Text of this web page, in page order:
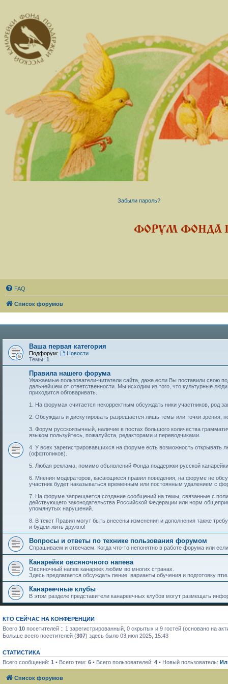
Забыли пароль?
ФОРУМ ФОНДА
FAQ
Список форумов
Ваша первая категория
Подфорум:
Новости
Темы: 1
Правила нашего форума
Уважаемые пользователи-читатели сайта, даже если Вы поставили свою
дальнейшем от ответственности. Мы исходим из того, что культурные
приходится обговаривать.
1. На форумах считается некорректным обсуждать ники участников, род
2. Обсуждать и дискутировать разрешается лишь темы или точки зрения,
3. Форум русскоязычный, наличие в постах большого количества
языком пользуйтесь, пожалуйста, редакторами и переводчиками.
4. У всех зарегистрировавшихся на форуме есть возможность
(оффтопиков).
5. Любая реклама, помимо объявлений Фонда поддержки русской
6. Мнения модераторов, касающиеся правил поведения, на форуме не
участник будет наказываться временным или постоянным удалением с
7. На форуме запрещается создание сообщений на темы, связанные с
действующего законодательства Российской Федерации или норм
упомянутых нарушений.
8. В текст Правил могут быть внесены изменения и дополнения также
и будем жить дружно!
Вопросы и ответы по технике пользования форумом
Спрашиваем и отвечаем. Когда что-то непонятно в работе форума или
Канарейки овсяночного напева
Овсяночный напев канареек любим во многих странах.
Здесь предлагается обсуждать пение, варианты обучения и подготовку
Канареечные клубы
В этом разделе представители канареечных клубов могут размещать
КТО СЕЙЧАС НА КОНФЕРЕНЦИИ
Всего 10 посетителей :: 1 зарегистрированный, 0 скрытых и 9 гостей (основано на
Больше всего посетителей (307) здесь было 03 июл 2025, 15:43
СТАТИСТИКА
Всего сообщений: 1 • Всего тем: 6 • Всего пользователей: 4 • Новый пользователь:
Список форумов